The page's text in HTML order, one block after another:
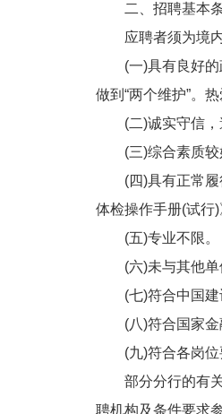
二、招聘基本
应聘者须为境内
(一)具有良好的政
做到“两个维护”。
(二)诚实守信，
(三)综合素质较好
(四)具有正常履行
体检操作手册(试行
(五)专业不限。
(六)未与其他单
(七)符合中国建
(八)符合国家金融
(九)符合各岗位
部分分行的有关
聘机构及条件要求